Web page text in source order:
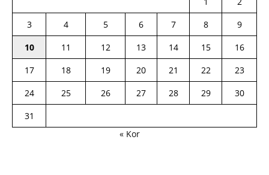
3
4 5 6 7 8
9
10
11 12 13 14 15
16
17
18 19 20 21 22
23
24
25 26 27 28 29
30
31
« Kor